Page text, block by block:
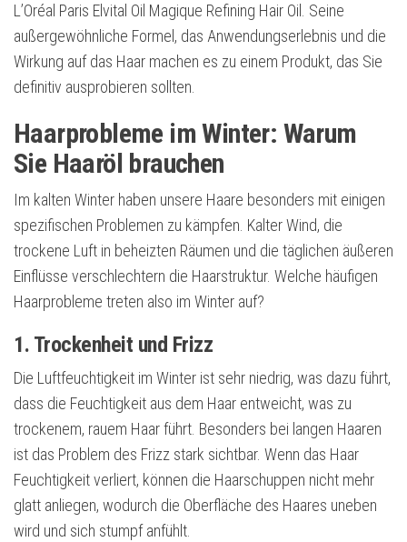
L’Oréal Paris Elvital Oil Magique Refining Hair Oil. Seine
außergewöhnliche Formel, das Anwendungserlebnis und die
Wirkung auf das Haar machen es zu einem Produkt, das Sie
definitiv ausprobieren sollten.
Haarprobleme im Winter: Warum
Sie Haaröl brauchen
Im kalten Winter haben unsere Haare besonders mit einigen
spezifischen Problemen zu kämpfen. Kalter Wind, die
trockene Luft in beheizten Räumen und die täglichen äußeren
Einflüsse verschlechtern die Haarstruktur. Welche häufigen
Haarprobleme treten also im Winter auf?
1. Trockenheit und Frizz
Die Luftfeuchtigkeit im Winter ist sehr niedrig, was dazu führt,
dass die Feuchtigkeit aus dem Haar entweicht, was zu
trockenem, rauem Haar führt. Besonders bei langen Haaren
ist das Problem des Frizz stark sichtbar. Wenn das Haar
Feuchtigkeit verliert, können die Haarschuppen nicht mehr
glatt anliegen, wodurch die Oberfläche des Haares uneben
wird und sich stumpf anfühlt.